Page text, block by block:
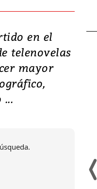
en el
telenovelas
mayor
Terremoto
y graves